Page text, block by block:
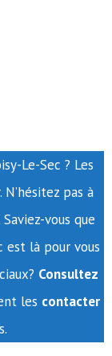
Le-Sec ? Les
pas à
vous que
est là pour vous
Consultez
les contacter